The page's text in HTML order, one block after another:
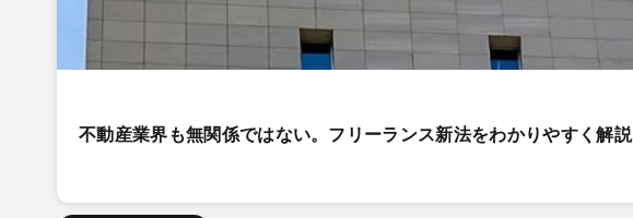
不動産業界も無関係ではない。フリーランス新法をわかりやすく解説